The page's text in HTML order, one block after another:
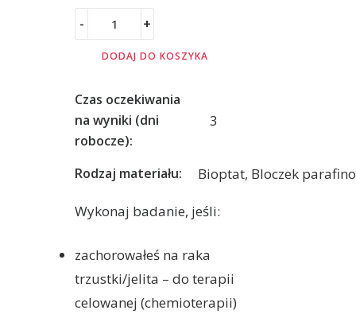
- +
DODAJ DO KOSZYKA
Czas oczekiwania
na wyniki (dni
robocze):
3
Rodzaj materiału: Bioptat, Bloczek
Wykonaj badanie, jeśli:
zachorowałeś na raka
trzustki/jelita – do terapii
celowanej (chemioterapii)